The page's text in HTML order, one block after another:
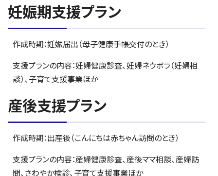
妊娠期支援プラン
作成時期：妊娠届出（母子健康手帳交付のとき）
支援プランの内容：妊婦健康診査、妊婦ネウボラ（妊婦相
談）、子育て支援事業ほか
産後支援プラン
作成時期：出産後（こんにちは赤ちゃん訪問のとき）
支援プランの内容：産婦健康診査、産後ママ相談、産婦訪
問、さわやか検診、子育て支援事業ほか